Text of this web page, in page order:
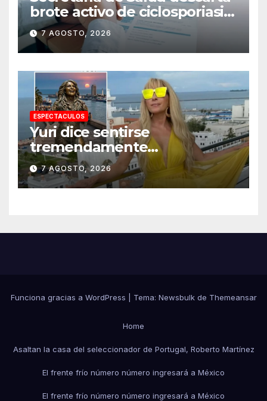
brote activo de ciclosporiasis
en México y pide tranquilidad
a la población
7 AGOSTO, 2026
ESPECTACULOS
Yuri dice sentirse
tremendamente
emocionada sobre su estatua
que le harán en Veracruz
7 AGOSTO, 2026
Funciona gracias a WordPress Tema: Newsbulkde Themeansar
Home
Asaltan la casa del seleccionador de Portugal, Roberto Martínez
El frente frío número número ingresará a México
El frente frío número número ingresará a México